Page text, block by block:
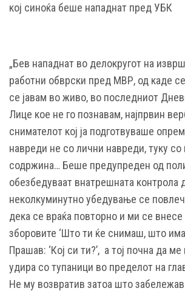
кој синоќа беше нападнат пред УБК
„Бев нападнат во делокругот на
работни обврски пред МВР, од каде
се јавам во живо, во последниот
Лице кое не го познавам, најпрвин
снимателот кој ја подготвуваше
навреди не со лични навреди, туку со
содржина… Беше предупреден од
обезбедуваат внатрешната контрола
неколкуминутно убедување се
дека се враќа повторно и ми се
зборовите ‘Што ти ќе снимаш, што
Прашав: ‘Кој си ти?’, а тој почна да ме
удира со тупаници во пределот на
Не му возвратив затоа што